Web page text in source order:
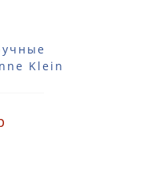
Klein